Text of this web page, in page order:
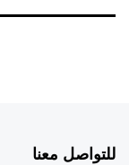
للتواصل معنا